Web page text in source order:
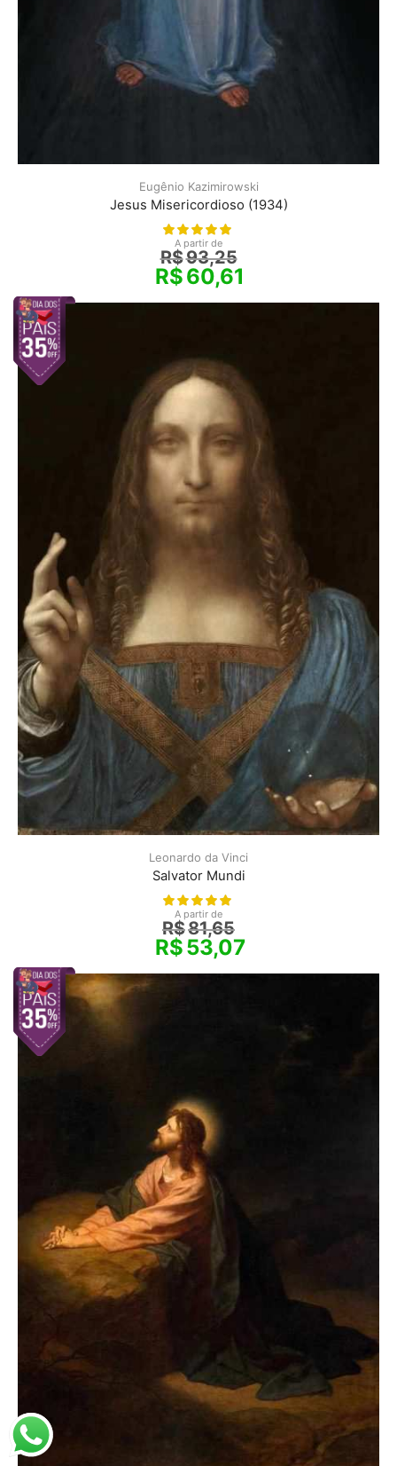
Eugênio Kazimirowski
Jesus Misericordioso (1934)
A partir de
R$93,25
R$60,61
Leonardo da Vinci
Salvator Mundi
A partir de
R$81,65
R$53,07